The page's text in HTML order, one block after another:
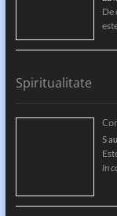
De
Spiritualitate
5
în